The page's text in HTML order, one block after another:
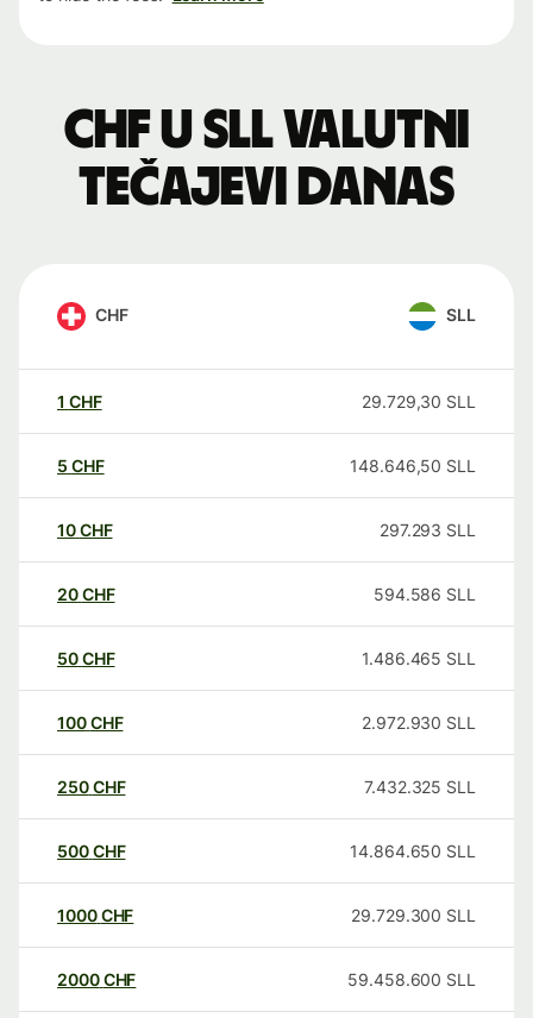
CHF u SLL valutni
tečajevi danas
CHF SLL
1 CHF 29.729,30 SLL
5 CHF 148.646,50 SLL
10CHF 297.293 SLL
20CHF 594.586 SLL
50CHF 1.486.465 SLL
100CHF 2.972.930 SLL
250CHF 7.432.325 SLL
500CHF 14.864.650 SLL
1000CHF 29.729.300 SLL
2000CHF 59.458.600 SLL